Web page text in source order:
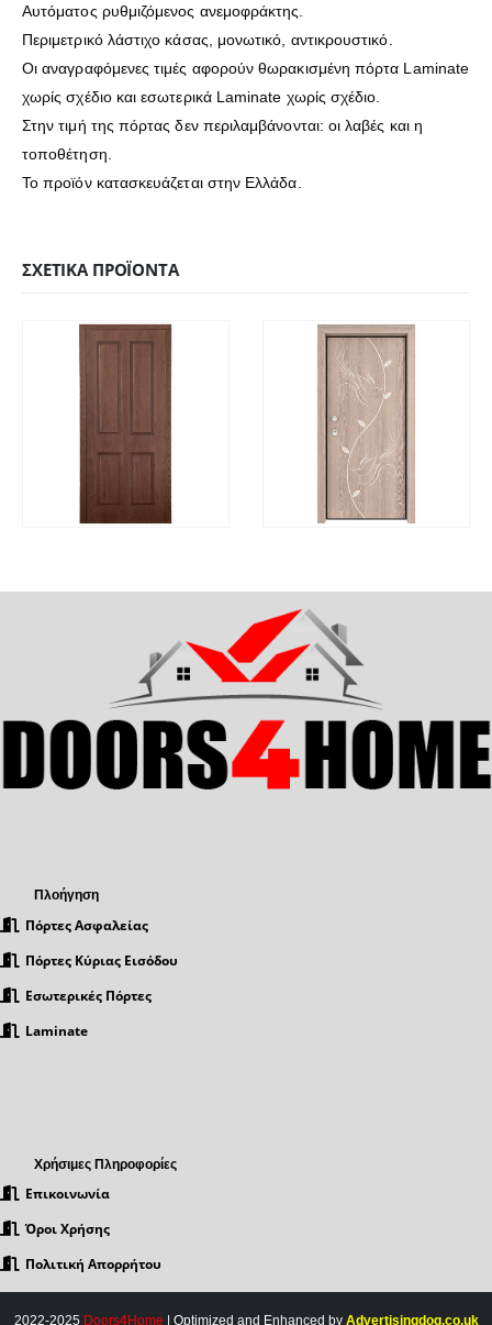
Αυτόματος ρυθμιζόμενος ανεμοφράκτης.
Περιμετρικό λάστιχο κάσας, μονωτικό, αντικρουστικό.
Οι αναγραφόμενες τιμές αφορούν θωρακισμένη πόρτα Laminate
χωρίς σχέδιο και εσωτερικά Laminate χωρίς σχέδιο.
Στην τιμή της πόρτας δεν περιλαμβάνονται: οι λαβές και η
τοποθέτηση.
Το προϊόν κατασκευάζεται στην Ελλάδα.
ΣΧΕΤΙΚΆ ΠΡΟΪΌΝΤΑ
ΔΙΑΒΆΣΤΕ ΠΕΡΙΣΣΌΤΕΡΑ
ΓΡΉΓΟΡΗ ΔΙΑΒΆΣΤΕ
ΓΡΉΓΟΡΗ
Πλοήγηση
Πόρτες Ασφαλείας
Πόρτες Κύριας Εισόδου
Εσωτερικές Πόρτες
Laminate
Χρήσιμες Πληροφορίες
Επικοινωνία
Όροι Χρήσης
Πολιτική Απορρήτου
2022-2025 Doors4Home | Optimized and Enhanced by Advertisingdog.co.uk